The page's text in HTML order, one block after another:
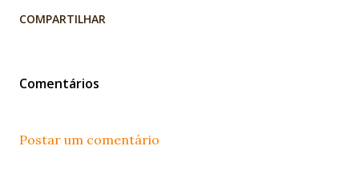
COMPARTILHAR
Comentários
Postar um comentário